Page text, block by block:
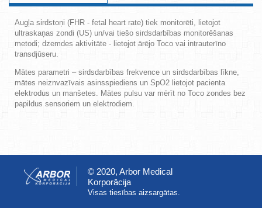
Augļa sirdstoņi (FHR - fetal heart rate) tiek monitorēti, lietojot
ultraskaņas zondi (US) un/vai tiešo sirdsdarbības monitorēšanas
metodi; dzemdes aktivitāte - lietojot ārējo Toco vai intrauterīno
transdjūseru.
Mātes parametri – sirdsdarbības frekvence un sirdsdarbības līkne,
mātes neiznvazīvais asinsspiediens un SpO2 lietojot pacienta
elektrodus un manšetes. Mātes pulsu var mērīt no Toco zondes bez
papildus sensoriem un elektrodiem.
© 2020, Arbor Medical
Korporācija
Visas tiesības aizsargātas.